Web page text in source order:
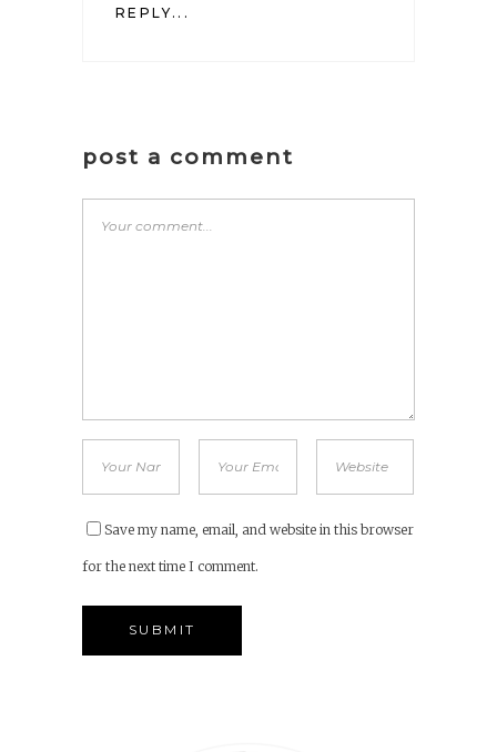
REPLY...
post a comment
Save my name, email, and website in this browser
for the next time I comment.